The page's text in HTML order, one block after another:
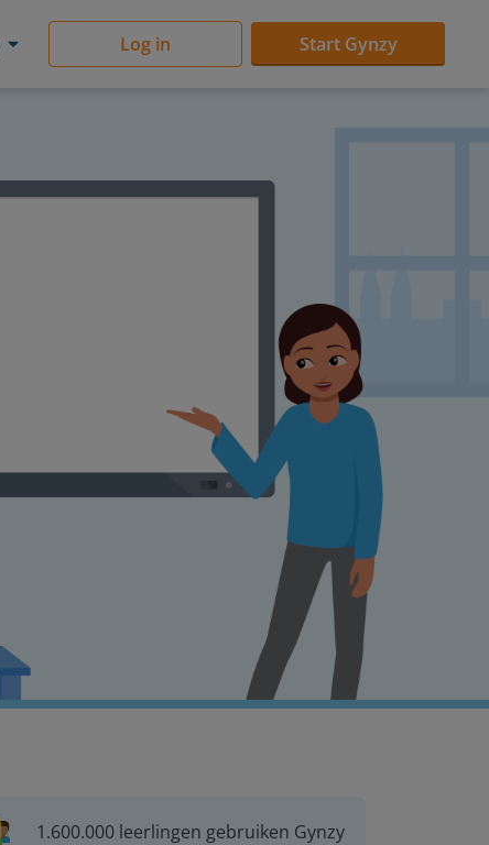
Log in Start Gynzy
1.600.000 leerlingen gebruiken Gynzy